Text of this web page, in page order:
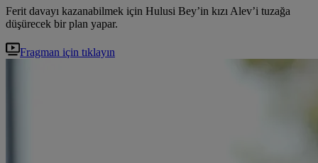
Ferit davayı kazanabilmek için Hulusi Bey’in kızı Alev’i tuzağa
düşürecek bir plan yapar.
Fragman için tıklayın